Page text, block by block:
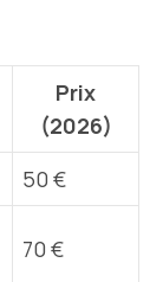
Prix
(2026)
50 €
70 €